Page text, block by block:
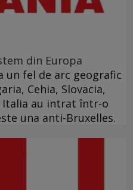
din Europa
un fel de arc geografic
Cehia, Slovacia,
Italia au intrat într-o
una anti-Bruxelles.